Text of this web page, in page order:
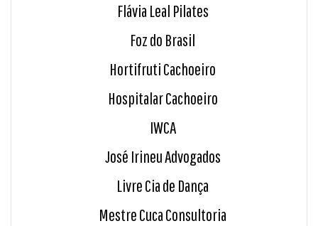
Flávia Leal Pilates
Foz do Brasil
Hortifruti Cachoeiro
Hospitalar Cachoeiro
IWCA
José Irineu Advogados
Livre Cia de Dança
Mestre Cuca Consultoria